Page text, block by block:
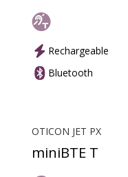
Rechargeable
Bluetooth
OTICON JET PX
miniBTE T